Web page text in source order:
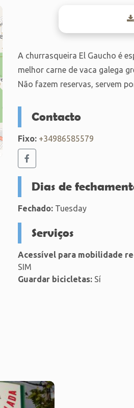
A churrasqueira El Gaucho é
melhor carne de vaca galega
Não fazem reservas, servem
Contacto
Fixo: +34986585579
Dias de
Fechado:Tuesday
Serviços
Acessível para mobilidade
SIM
Guardar bicicletas:Sí